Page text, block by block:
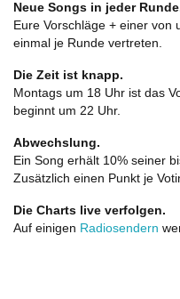
Neue Songs in jeder
Eure Vorschläge + einer von
einmal je Runde vertreten.
Die Zeit ist knapp.
Montags um 18 Uhr ist das
beginnt um 22 Uhr.
Abwechslung.
Ein Song erhält 10% seiner
Zusätzlich einen Punkt je
Die Charts live verfolgen.
Auf einigen Radiosendern